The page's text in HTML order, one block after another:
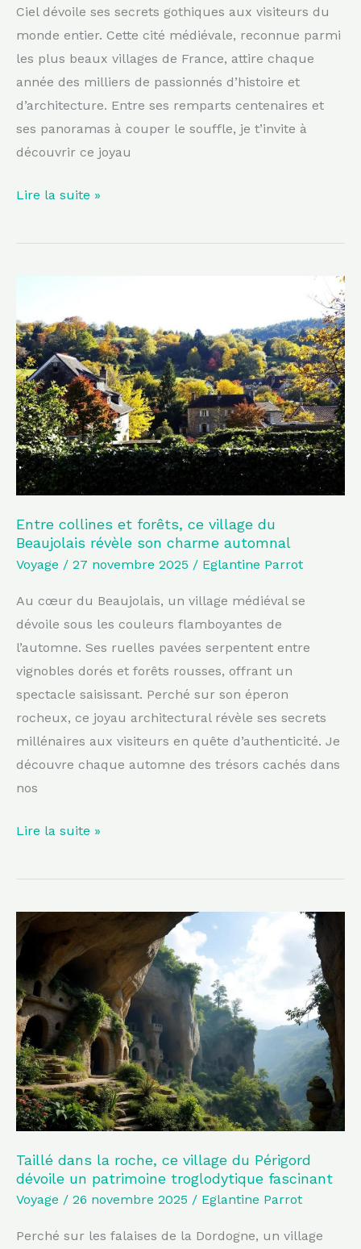
Ciel dévoile ses secrets gothiques aux visiteurs du
monde entier. Cette cité médiévale, reconnue parmi
les plus beaux villages de France, attire chaque
année des milliers de passionnés d’histoire et
d’architecture. Entre ses remparts centenaires et
ses panoramas à couper le souffle, je t’invite à
découvrir ce joyau
les
passionnés
d’histoire
Lire la suite »
Entre collines et forêts, ce village du
Beaujolais révèle son charme automnal
Voyage / 27 novembre 2025 / Eglantine Parrot
Au cœur du Beaujolais, un village médiéval se
dévoile sous les couleurs flamboyantes de
l’automne. Ses ruelles pavées serpentent entre
vignobles dorés et forêts rousses, offrant un
spectacle saisissant. Perché sur son éperon
rocheux, ce joyau architectural révèle ses secrets
millénaires aux visiteurs en quête d’authenticité. Je
découvre chaque automne des trésors cachés dans
nos
et
forêts,
ce
village
du
Beaujolais
révèle
son
charme
automnal
Lire la suite »
Taillé dans la roche, ce village du Périgord
dévoile un patrimoine troglodytique fascinant
Voyage / 26 novembre 2025 / Eglantine Parrot
Perché sur les falaises de la Dordogne, un village
Taillé
dans
roche,
ce
village
du
Périgord
dévoile
un
patrimoine
troglodytique
fascinant